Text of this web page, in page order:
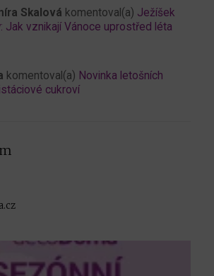
Skalová komentoval(a) Ježíšek
Jak vznikají Vánoce uprostřed léta
komentoval(a) Novinka letošních
cukroví